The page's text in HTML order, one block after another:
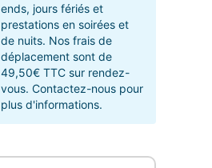
ends, jours fériés et
prestations en soirées et
de nuits. Nos frais de
déplacement sont de
49,50€ TTC sur rendez-
vous. Contactez-nous pour
plus d'informations.